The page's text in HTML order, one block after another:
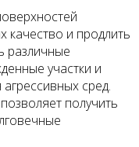
качество и продлить
различные
участки и
сред.
получить